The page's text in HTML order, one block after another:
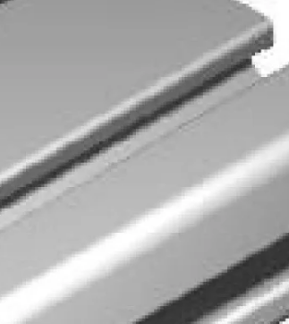
kapcsolatban?
a telefonszámon: